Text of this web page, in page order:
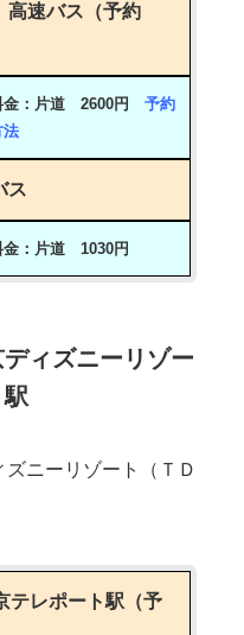
速バス（予約
金：片道 2600円 予約
法
ス
金：片道 1030円
ィズニーリゾー
駅
ニーリゾート（ＴＤ
テレポート駅（予